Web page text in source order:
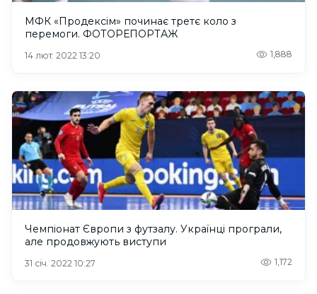
МФК «Продексім» починає третє коло з
перемоги. ФОТОРЕПОРТАЖ
14 лют. 2022 13:20 1,888
Чемпіонат Європи з футзалу. Українці програли,
але продовжують виступи
31 січ. 2022 10:27 1,172